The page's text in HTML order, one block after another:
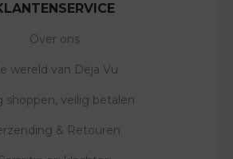
Over ons
wereld van Deja Vu
shoppen, veilig betalen
& Retouren